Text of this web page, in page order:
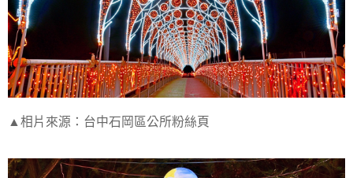
▲相片來源：台中石岡區公所粉絲頁